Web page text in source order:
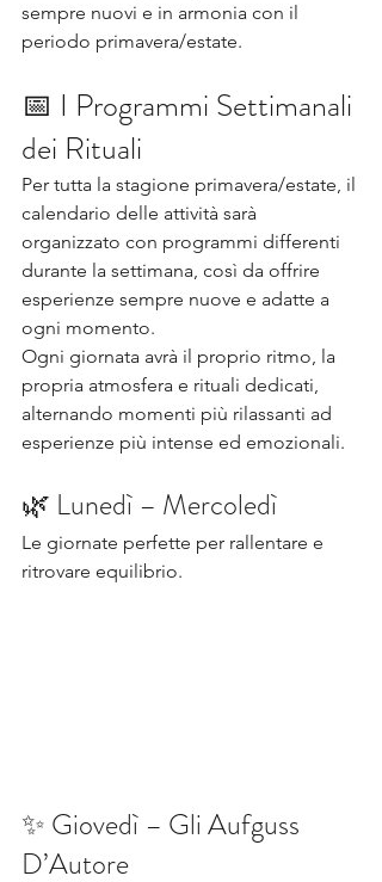
sempre nuovi e in armonia con il
periodo primavera/estate.
📅 I Programmi Settimanali
dei Rituali
Per tutta la stagione primavera/estate, il
calendario delle attività sarà
organizzato con programmi differenti
durante la settimana, così da offrire
esperienze sempre nuove e adatte a
ogni momento.
Ogni giornata avrà il proprio ritmo, la
propria atmosfera e rituali dedicati,
alternando momenti più rilassanti ad
esperienze più intense ed emozionali.
🌿 Lunedì – Mercoledì
Le giornate perfette per rallentare e
ritrovare equilibrio.
✨ Giovedì – Gli Aufguss
D’Autore